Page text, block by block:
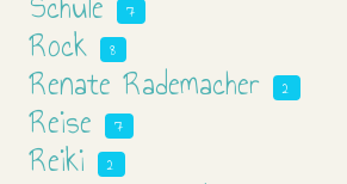
7
Rock 8
Renate Rademacher 2
Reise 7
Reiki 2